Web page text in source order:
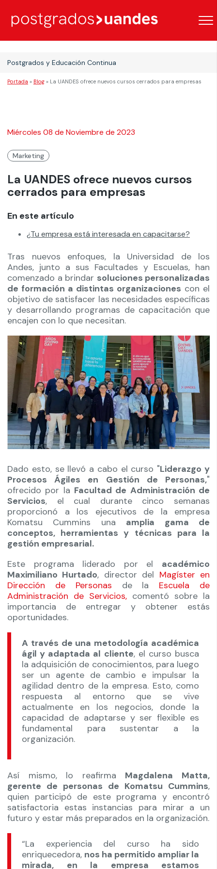
Postgrados y Educación Continua
Portada » Blog » La UANDES ofrece nuevos cursos cerrados para empresas
Miércoles 08 de Noviembre de 2023
Marketing
La UANDES ofrece nuevos cursos
cerrados para empresas
En este artículo
¿Tu empresa está interesada en capacitarse?
Tras nuevos enfoques, la Universidad de los
Andes, junto a sus Facultades y Escuelas, han
comenzado a brindar soluciones personalizadas
de formación a distintas organizaciones con el
objetivo de satisfacer las necesidades específicas
y desarrollando programas de capacitación que
encajen con lo que necesitan.
Dado esto, se llevó a cabo el curso "Liderazgo y
Procesos Ágiles en Gestión de Personas,"
ofrecido por la Facultad de Administración de
Servicios, el cual durante cinco semanas
proporcionó a los ejecutivos de la empresa
Komatsu Cummins una amplia gama de
conceptos, herramientas y técnicas para la
gestión empresarial.
Este programa liderado por el académico
Maximiliano Hurtado, director del Magíster en
Dirección de Personas de la Escuela de
Administración de Servicios, comentó sobre la
importancia de entregar y obtener estás
oportunidades.
A través de una metodología académica
ágil y adaptada al cliente, el curso busca
la adquisición de conocimientos, para luego
ser un agente de cambio e impulsar la
agilidad dentro de la empresa. Esto, como
respuesta al entorno que se vive
actualmente en los negocios, donde la
capacidad de adaptarse y ser flexible es
fundamental para sustentar a la
organización.
Así mismo, lo reafirma Magdalena Matta,
gerente de personas de Komatsu Cummins,
quien participó de este programa y encontró
satisfactoria estas instancias para mirar a un
futuro y estar más preparados en la organización.
“La experiencia del curso ha sido
enriquecedora, nos ha permitido ampliar la
mirada, en la empresa estamos